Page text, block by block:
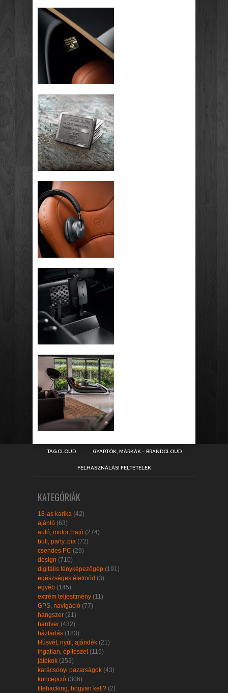
TAG CLOUD GYÁRTÓK, MÁRKÁK – BRANDCLOUD
FELHASZNÁLÁSI FELTÉTELEK
KATEGÓRIÁK
18-as karika (42)
ajánló (63)
autó, motor, hajó (274)
buli, party, pia (72)
csendes PC (29)
design (710)
digitális fényképezőgép (191)
egészséges életmód (3)
egyéb (145)
extrém teljesítmény (11)
GPS, navigáció (77)
hangszer (21)
hardver (432)
háztartás (183)
Húsvét, nyúl, ajándék (21)
ingatlan, építészet(115)
játékok (253)
karácsonyi pazarságok (43)
koncepció (306)
lifehacking, hogyan kell? (2)